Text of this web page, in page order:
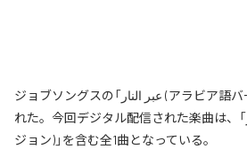
ジョブソングスの「عبر النار (アラビア語バージョン)」が配信開始さ
れた。今回デジタル配信された楽曲は、「عبر النار (アラビア語バー
ジョン)」を含む全1曲となっている。